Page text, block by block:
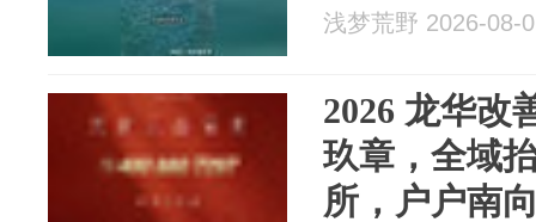
浅梦荒野 2026-08-
2026 龙华改
玖章，全域
所，户户南